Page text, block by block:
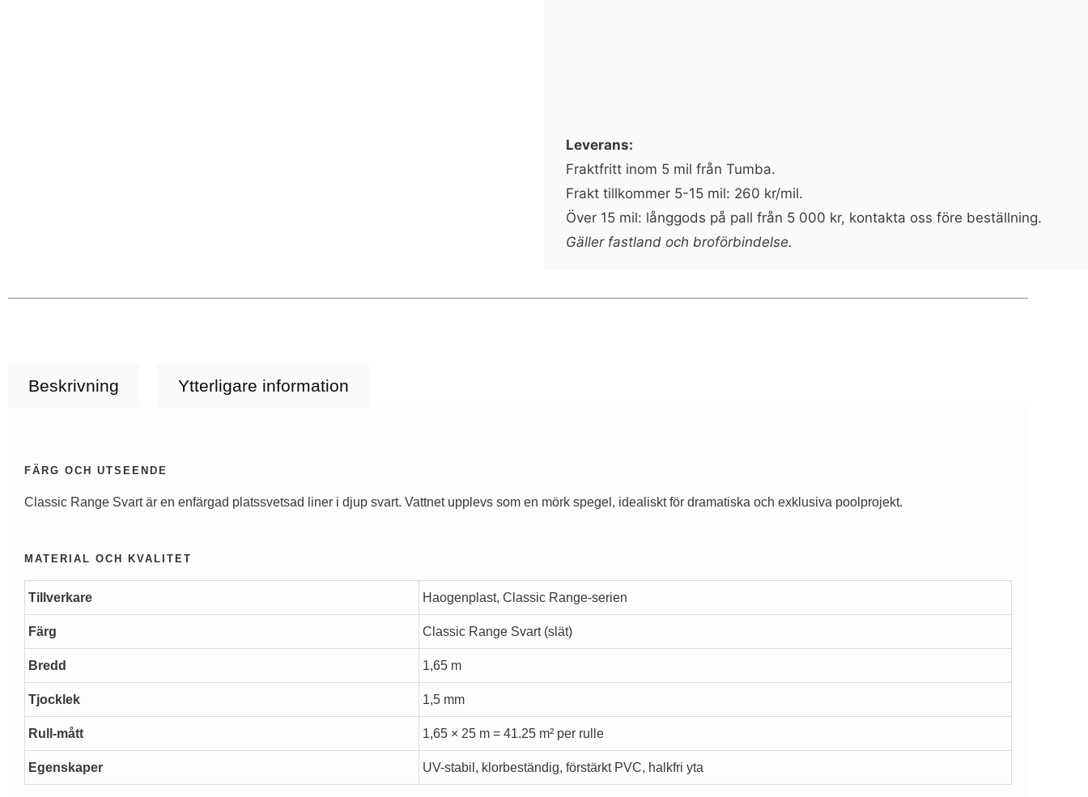
Leverans:
Fraktfritt inom 5 mil från Tumba.
Frakt tillkommer 5-15 mil: 260 kr/mil.
Över 15 mil: långgods på pall från 5 000 kr, kontakta oss före beställning.
Gäller fastland och broförbindelse.
Beskrivning Ytterligare information
FÄRG OCH UTSEENDE
Classic Range Svart är en enfärgad platssvetsad liner i djup svart. Vattnet upplevs som en mörk spegel, idealiskt för dramatiska och exklusiva poolprojekt.
MATERIAL OCH KVALITET
Tillverkare Haogenplast, Classic Range-serien
Färg Classic Range Svart (slät)
Bredd 1,65 m
Tjocklek 1,5 mm
Rull-mått 1,65 × 25 m = 41.25 m² per rulle
Egenskaper UV-stabil, klorbeständig, förstärkt PVC, halkfri yta